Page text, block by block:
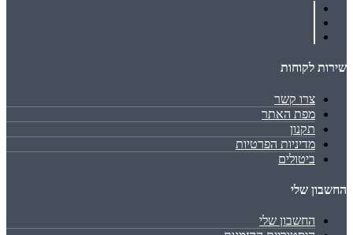
שירות לקוחות
צרו קשר
מפת האתר
תקנון
מדיניות הפרטיות
ביטולים
החשבון שלי
החשבון שלי